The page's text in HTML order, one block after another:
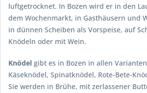
luftgetrocknet. In Bozen wird er in den
dem Wochenmarkt, in Gasthäusern und
in dünnen Scheiben als Vorspeise, auf
Knödeln oder mit Wein.
Knödel gibt es in Bozen in allen
Käseknödel, Spinatknödel, Rote-Bete-
Sie werden in Brühe, mit zerlassener